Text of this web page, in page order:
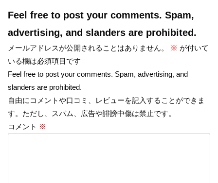
Feel free to post your comments. Spam,
advertising, and slanders are prohibited.
メールアドレスが公開されることはありません。 ※ が付いて
いる欄は必須項目です
Feel free to post your comments. Spam, advertising, and
slanders are prohibited.
自由にコメントや口コミ、レビューを記入することができま
す。ただし、スパム、広告や誹謗中傷は禁止です。
コメント ※